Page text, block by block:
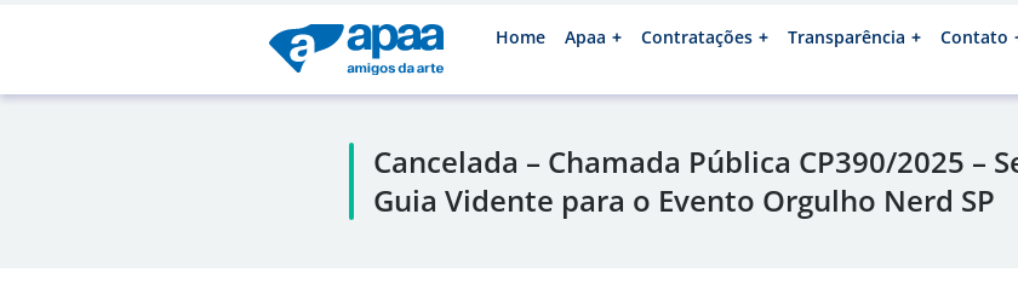
Home Apaa Contratações Transparência Contato
Cancelada – Chamada Pública CP390/2025 –
Guia Vidente para o Evento Orgulho Nerd SP